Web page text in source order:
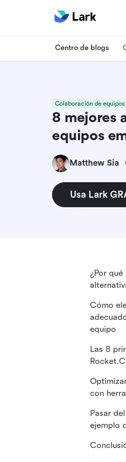
Centro de blogs
Colaboración de equipos
8 mejores
equipos
Matthew Sia
Usa Lark
¿Por
Cómo
equipo
Las 8
con
Pasar
ejemplo